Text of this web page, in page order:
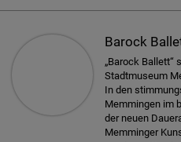
Barock
„Barock Ballett“
Stadtmuseum
In den
Memmingen im
der neuen
Memminger